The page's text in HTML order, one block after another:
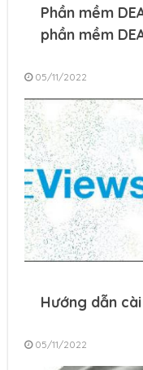
Phần mềm
phần mềm
05/11/2022
Hướng dẫn
05/11/2022